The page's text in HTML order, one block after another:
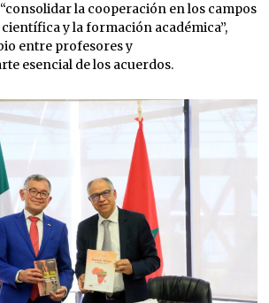
la cooperación en los campos
y la formación académica”,
entre profesores y
esencial de los acuerdos.